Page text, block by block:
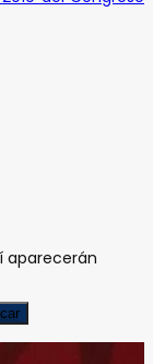
aparecerán